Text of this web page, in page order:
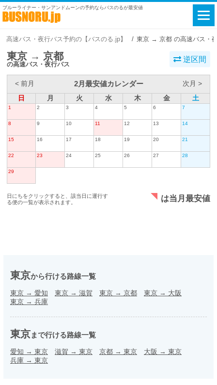
ブルーライナー・サンアンドムーンの予約ならバスのるが最安値
高速バス・夜行バス予約の【バスのる.jp】 東京 → 京都 の高速バス・
東京 → 京都
の高速バス・夜行バス
逆区間
< 前月 2月最安値カレンダー
次月 >
日
月 火 水 木 金 土
1 2 3 4 5 6 7
8 9 10 11 12 13 14
15 16 17 18 19 20 21
22 23 24 25 26 27 28
29
日にちをクリックすると、該当日に運行す
る便の一覧が表示されます。
は当月最安値
東京から行ける路線一覧
東京 → 愛知 東京 → 滋賀 東京 → 京都 東京 → 大阪
東京 → 兵庫
東京まで行ける路線一覧
愛知 → 東京 滋賀 → 東京 京都 → 東京 大阪 → 東京
兵庫 → 東京